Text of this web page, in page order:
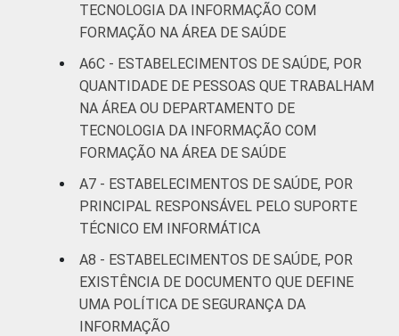
TECNOLOGIA DA INFORMAÇÃO COM
FORMAÇÃO NA ÁREA DE SAÚDE
A6C - ESTABELECIMENTOS DE SAÚDE, POR
QUANTIDADE DE PESSOAS QUE TRABALHAM
NA ÁREA OU DEPARTAMENTO DE
TECNOLOGIA DA INFORMAÇÃO COM
FORMAÇÃO NA ÁREA DE SAÚDE
A7 - ESTABELECIMENTOS DE SAÚDE, POR
PRINCIPAL RESPONSÁVEL PELO SUPORTE
TÉCNICO EM INFORMÁTICA
A8 - ESTABELECIMENTOS DE SAÚDE, POR
EXISTÊNCIA DE DOCUMENTO QUE DEFINE
UMA POLÍTICA DE SEGURANÇA DA
INFORMAÇÃO